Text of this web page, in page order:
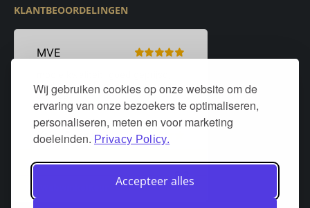
Wij gebruiken cookies op onze website om de
ervaring van onze bezoekers te optimaliseren,
personaliseren, meten en voor marketing
doeleinden. Privacy Policy.
Accepteer alles
KLANTBEOORDELINGEN